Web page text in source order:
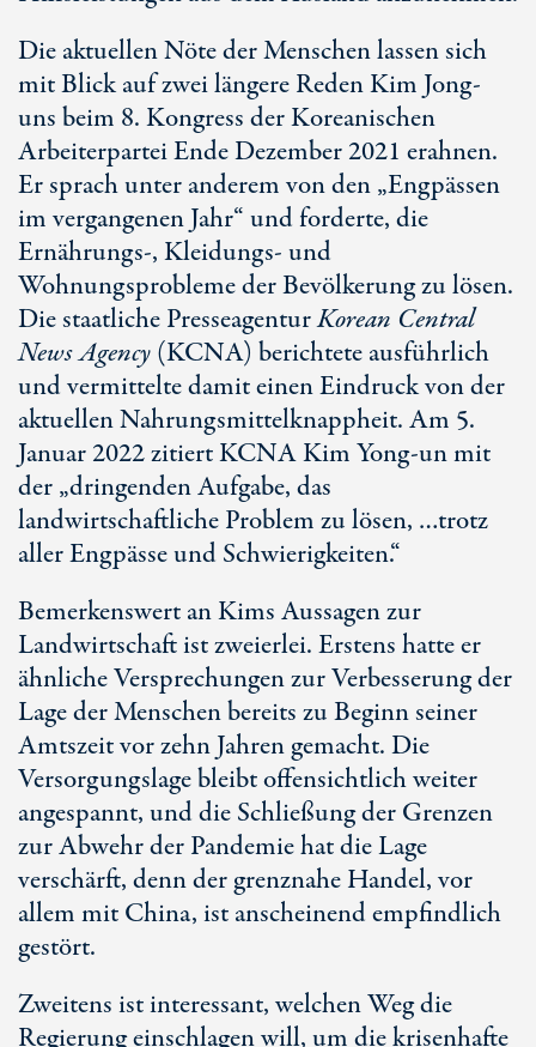
Die aktuellen Nöte der Menschen lassen sich
mit Blick auf zwei längere Reden Kim Jong-
uns beim 8. Kongress der Koreanischen
Arbeiterpartei Ende Dezember 2021 erahnen.
Er sprach unter anderem von den „Engpässen
im vergangenen Jahr“ und forderte, die
Ernährungs-, Kleidungs- und
Wohnungsprobleme der Bevölkerung zu lösen.
Die staatliche PresseagenturKorean Central
News Agency(KCNA) berichtete ausführlich
und vermittelte damit einen Eindruck von der
aktuellen Nahrungsmittelknappheit. Am 5.
Januar 2022 zitiert KCNA Kim Yong-un mit
der „dringenden Aufgabe, das
landwirtschaftliche Problem zu lösen, …trotz
aller Engpässe und Schwierigkeiten.“
Bemerkenswert an Kims Aussagen zur
Landwirtschaft ist zweierlei. Erstens hatte er
ähnliche Versprechungen zur Verbesserung der
Lage der Menschen bereits zu Beginn seiner
Amtszeit vor zehn Jahren gemacht. Die
Versorgungslage bleibt offensichtlich weiter
angespannt, und die Schließung der Grenzen
zur Abwehr der Pandemie hat die Lage
verschärft, denn der grenznahe Handel, vor
allem mit China, ist anscheinend empfindlich
gestört.
Zweitens ist interessant, welchen Weg die
Regierung einschlagen will, um die krisenhafte